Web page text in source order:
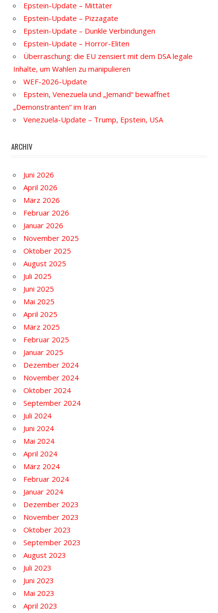
Epstein-Update – Mittäter
Epstein-Update – Pizzagate
Epstein-Update – Dunkle Verbindungen
Epstein-Update – Horror-Eliten
Überraschung: die EU zensiert mit dem DSA legale
Inhalte, um Wahlen zu manipulieren
WEF-2026-Update
Epstein, Venezuela und „Jemand“ bewaffnet
„Demonstranten“ im Iran
Venezuela-Update – Trump, Epstein, USA
ARCHIV
Juni 2026
April 2026
März 2026
Februar 2026
Januar 2026
November 2025
Oktober 2025
August 2025
Juli 2025
Juni 2025
Mai 2025
April 2025
März 2025
Februar 2025
Januar 2025
Dezember 2024
November 2024
Oktober 2024
September 2024
Juli 2024
Juni 2024
Mai 2024
April 2024
März 2024
Februar 2024
Januar 2024
Dezember 2023
November 2023
Oktober 2023
September 2023
August 2023
Juli 2023
Juni 2023
Mai 2023
April 2023